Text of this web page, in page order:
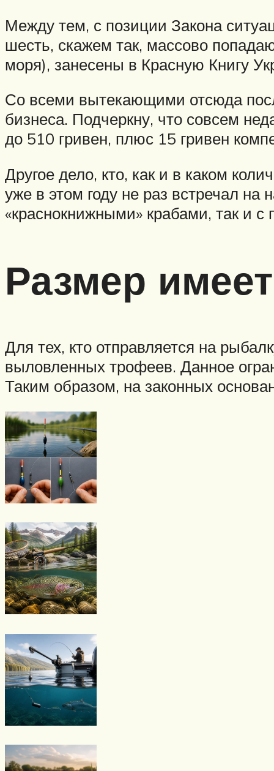
Между тем, с позиции Закона
шесть, скажем так, массово
моря), занесены в Красную Книгу
Со всеми вытекающими отсюда
бизнеса. Подчеркну, что совсем
до 510 гривен, плюс 15 гривен
Другое дело, кто, как и в каком
уже в этом году не раз встречал на
«краснокнижными» крабами, так и
Размер
Для тех, кто отправляется на
выловленных трофеев. Данное
Таким образом, на законных